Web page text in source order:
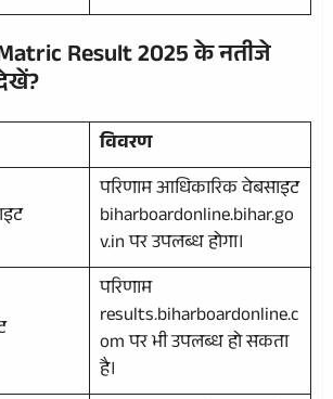
Result 2025 के नतीजे
विवरण
परिणाम आधिकारिक वेबसाइट
biharboardonline.bihar.go
v.in पर उपलब्ध होगा।
परिणाम
results.biharboardonline.c
om पर भी उपलब्ध हो सकता
है।